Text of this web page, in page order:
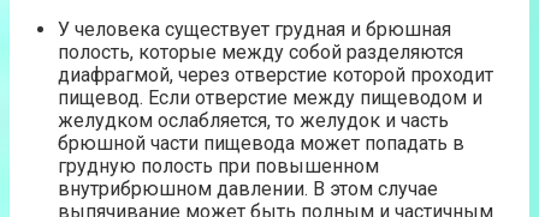
У человека существует грудная и брюшная
полость, которые между собой разделяются
диафрагмой, через отверстие которой проходит
пищевод. Если отверстие между пищеводом и
желудком ослабляется, то желудок и часть
брюшной части пищевода может попадать в
грудную полость при повышенном
внутрибрюшном давлении. В этом случае
выпячивание может быть полным и частичным